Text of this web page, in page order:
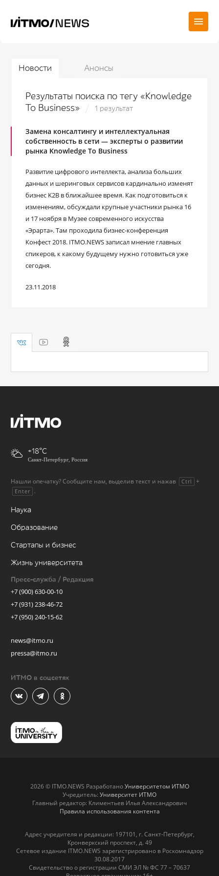
Новости Анонсы
Результаты поиска по тегу «Knowledge
To Business»
1 результат
Замена консалтингу и интеллектуальная
собственность в сети ― эксперты о развитии
рынка Knowledge To Business
Развитие цифрового интеллекта, анализа больших
данных и шеринговых сервисов кардинально изменят
бизнес K2B в ближайшее время. Как подготовиться к
изменениям, обсуждали крупные участники рынка 16
и 17 ноября в Музее современного искусства
«Эрарта». Там проходила бизнес-конференция
Конфест 2018. ITMO.NEWS записал мнение главных
спикеров, к какому будущему нужно готовиться уже
сегодня.
23.11.2018
+18
Санкт-Петербург, Россия
Нашли опечатку? Сообщите нам, выделив текст и нажав Ctrl +
Enter .
Наука
Образование
Стартапы и бизнес
Жизнь университета
Пресс-служба / Редакция
+7 (900) 630-00-10
+7 (931) 238-46-72
+7 (950) 240-15-62
news@itmo.ru
pressa@itmo.ru
ИТМО в соцсетях
2026 © ITMO.NEWS РазработаноУниверситетом ИТМО
Учредитель: Университет ИТМО
Главный редактор: Климентьев Илья Александрович
Правила использования контента
Адрес учредителя и редакции: 197101, г. Санкт-Петербург,
Кронверкский проспект, д. 49
Сетевое издание ITMO.NEWS зарегистрировано в Роскомнадзор
30.08.2017
Свидетельство о регистрации СМИ ЭЛ № ФС 77 – 70637